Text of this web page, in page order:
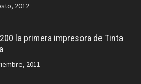
2012
la primera impresora de Tinta
2011